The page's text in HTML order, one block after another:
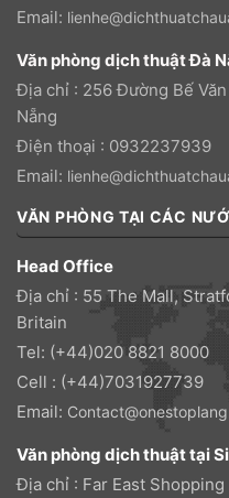
Email:
Văn phòng dịch thuật Đà
Địa chỉ : 256 Đường Bế
Nẵng
Điện thoại : 0932237939
Email:
VĂN PHÒNG TẠI CÁC
Head Office
Địa chỉ : 55 The Mall,
Britain
Tel: (+44)020 8821 8000
Cell : (+44)7031927739
Email:
Văn phòng dịch thuật tại
Địa chỉ : Far East